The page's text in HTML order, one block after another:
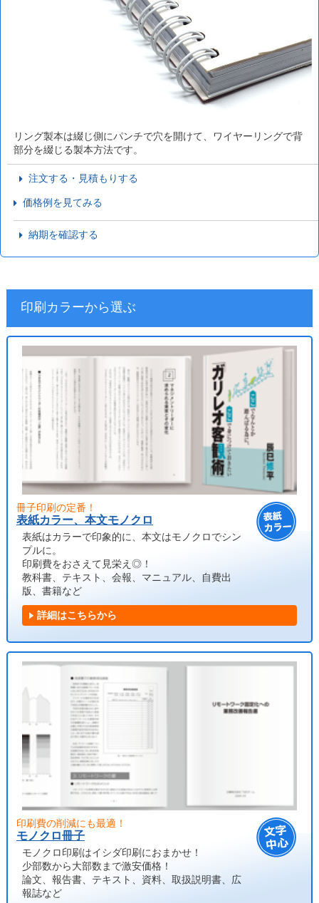
リング製本は綴じ側にパンチで穴を開けて、ワイヤーリングで背
部分を綴じる製本方法です。
注文する・見積もりする
価格例を見てみる
納期を確認する
印刷カラーから選ぶ
冊子印刷の定番！
表紙カラー、本文モノクロ
表紙はカラーで印象的に、本文はモノクロでシン
プルに。
印刷費をおさえて見栄え◎！
教科書、テキスト、会報、マニュアル、自費出
版、書籍など
詳細はこちらから
印刷費の削減にも最適！
モノクロ冊子
モノクロ印刷はイシダ印刷におまかせ！
少部数から大部数まで激安価格！
論文、報告書、テキスト、資料、取扱説明書、広
報誌など